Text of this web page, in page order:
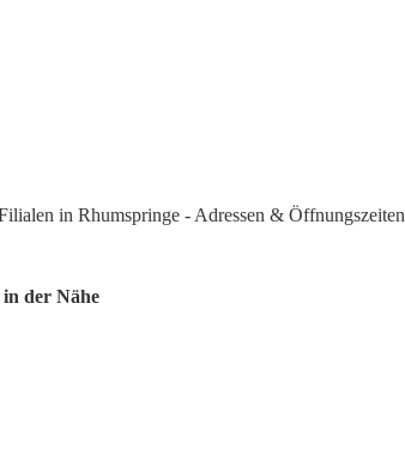
in Rhumspringe - Adressen & Öffnungszeiten
der Nähe